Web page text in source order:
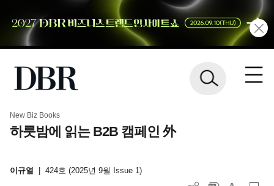
New Biz Books
하룻밤에 읽는 B2B 캠페인 外
이규열 424호 (2025년 9월 Issue 1)